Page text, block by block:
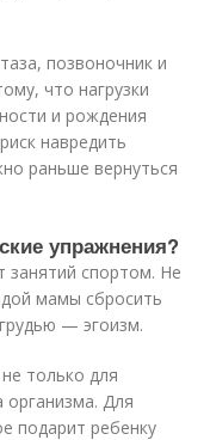
позвоночник и
что нагрузки
и рождения
навредить
раньше вернуться
упражнения?
занятий спортом. Не
мамы сбросить
— эгоизм.
только для
организма. Для
подарит ребенку